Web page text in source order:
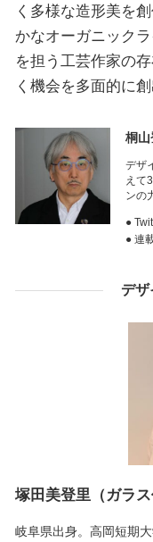
く多様な造形美を
かなオーガニック
を担う工芸作家の
く機会を多面的に
桐山
デザ
えて
ンの
●
● 連
デ
塚田美登里（ガラス
岐阜県出身。高岡短期